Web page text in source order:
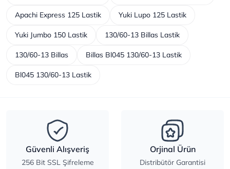
Apachi Express 125 Lastik Yuki Lupo 125 Lastik
Yuki Jumbo 150 Lastik 130/60-13 Billas Lastik
130/60-13 Billas Billas Bl045 130/60-13 Lastik
Bl045 130/60-13 Lastik
Güvenli Alışveriş
256 Bit SSL Şifreleme
Orjinal Ürün
Distribütör Garantisi